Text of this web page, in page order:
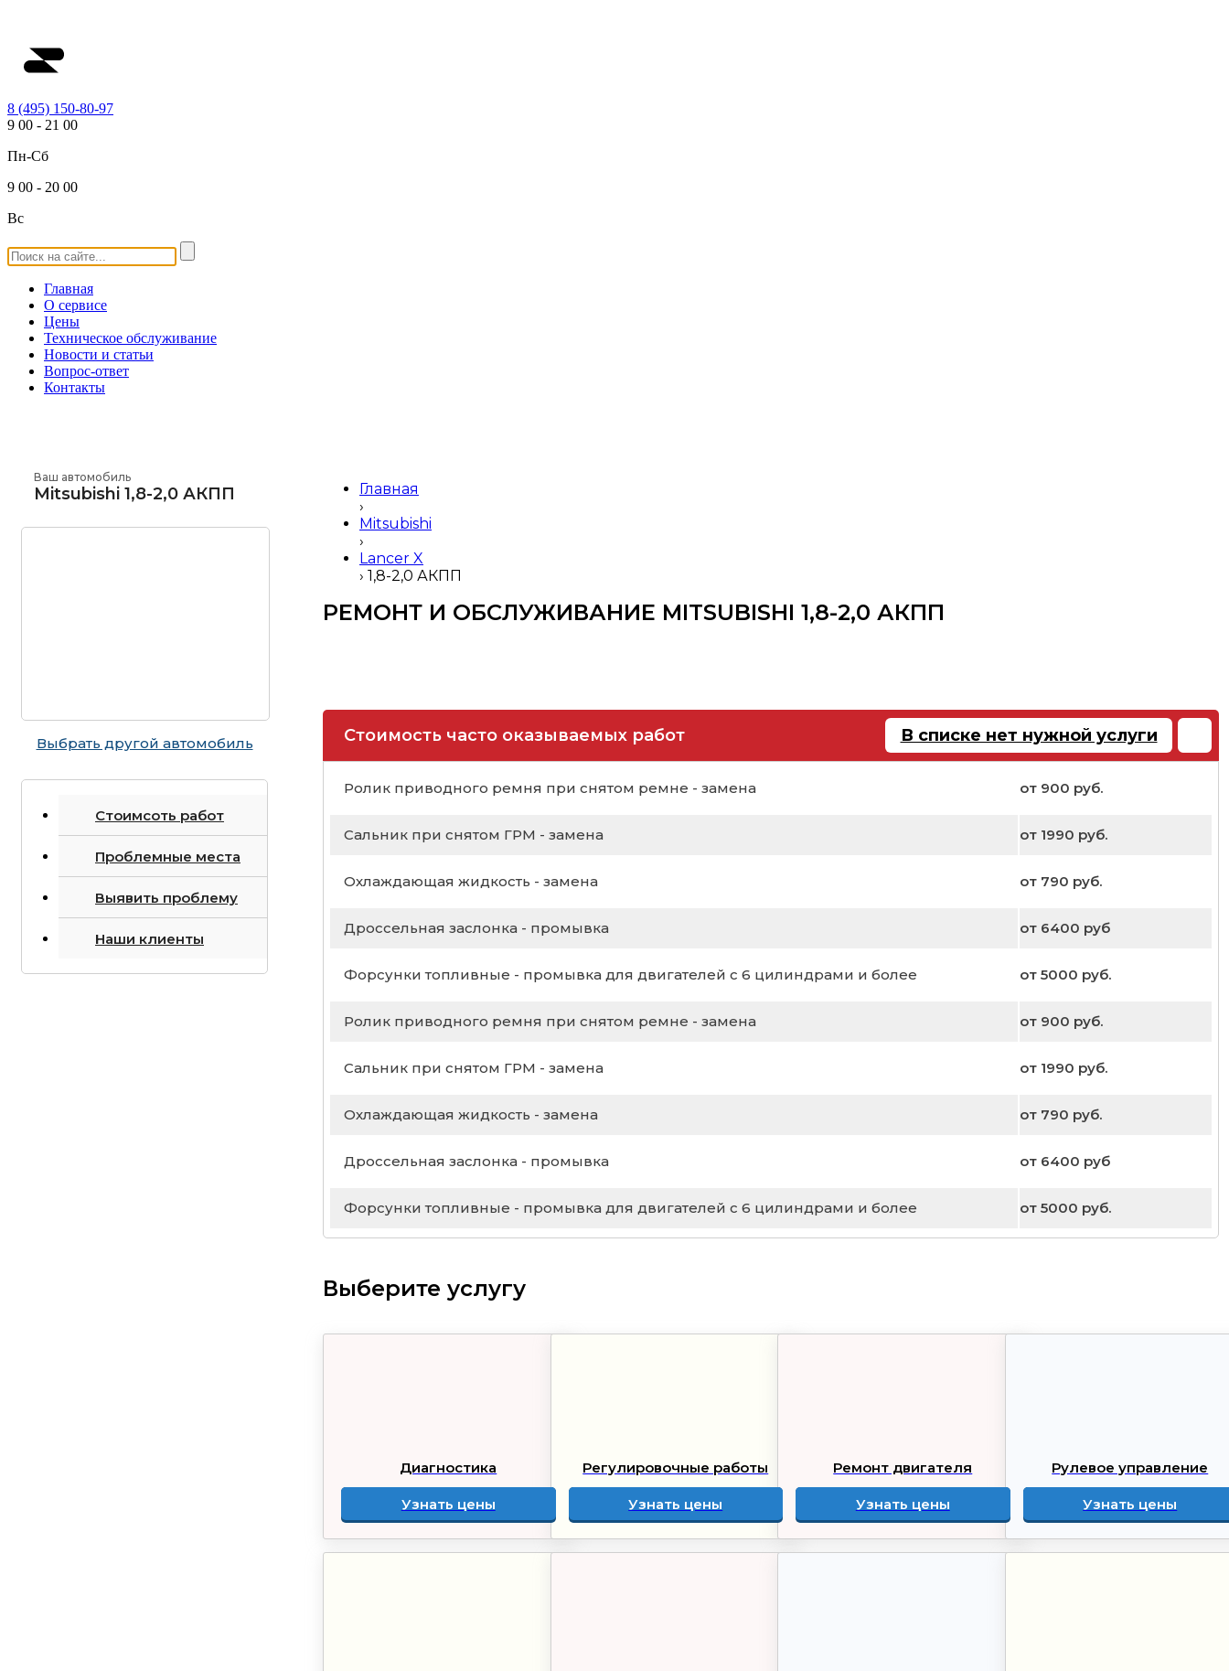
8 (495) 150-80-97
9 00 - 21 00
Пн-Сб
9 00 - 20 00
Вс
Главная
О сервисе
Цены
Техническое обслуживание
Новости и статьи
Вопрос-ответ
Контакты
Ваш автомобиль
Mitsubishi 1,8-2,0 АКПП
Выбрать другой автомобиль
Стоимсоть работ
Проблемные места
Выявить проблему
Наши клиенты
Главная
›
Mitsubishi
›
Lancer X
› 1,8-2,0 АКПП
РЕМОНТ И ОБСЛУЖИВАНИЕ MITSUBISHI 1,8-2,0 АКПП
Стоимость часто оказываемых работ В списке нет нужной услуги
Ролик приводного ремня при снятом ремне - замена от 900 руб.
Сальник при снятом ГРМ - замена от 1990 руб.
Охлаждающая жидкость - замена от 790 руб.
Дроссельная заслонка - промывка от 6400 руб
Форсунки топливные - промывка для двигателей с 6 цилиндрами и более от 5000 руб.
Ролик приводного ремня при снятом ремне - замена от 900 руб.
Сальник при снятом ГРМ - замена от 1990 руб.
Охлаждающая жидкость - замена от 790 руб.
Дроссельная заслонка - промывка от 6400 руб
Форсунки топливные - промывка для двигателей с 6 цилиндрами и более от 5000 руб.
Выберите услугу
Диагностика
Узнать цены
Регулировочные работы
Узнать цены
Ремонт двигателя
Узнать цены
Рулевое управление
Узнать цены